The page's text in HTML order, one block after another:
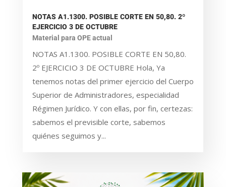
NOTAS A1.1300. POSIBLE CORTE EN 50,80. 2º
EJERCICIO 3 DE OCTUBRE
Material para OPE actual
NOTAS A1.1300. POSIBLE CORTE EN 50,80.
2º EJERCICIO 3 DE OCTUBRE Hola, Ya
tenemos notas del primer ejercicio del Cuerpo
Superior de Administradores, especialidad
Régimen Jurídico. Y con ellas, por fin, certezas:
sabemos el previsible corte, sabemos
quiénes seguimos y...